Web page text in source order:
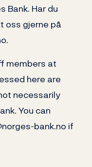
Bank. Har du
oss gjerne på
members at
here are
necessarily
You can
bank.no if